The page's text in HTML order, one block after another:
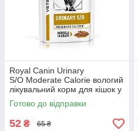
Royal Canin Urinary
S/O Moderate Calorie вологий
лікувальний корм для кішок у
разі сечокам'яної хвороби, 85
ГР від 12 шт.
Готово до відправки
52 ₴ 65 ₴